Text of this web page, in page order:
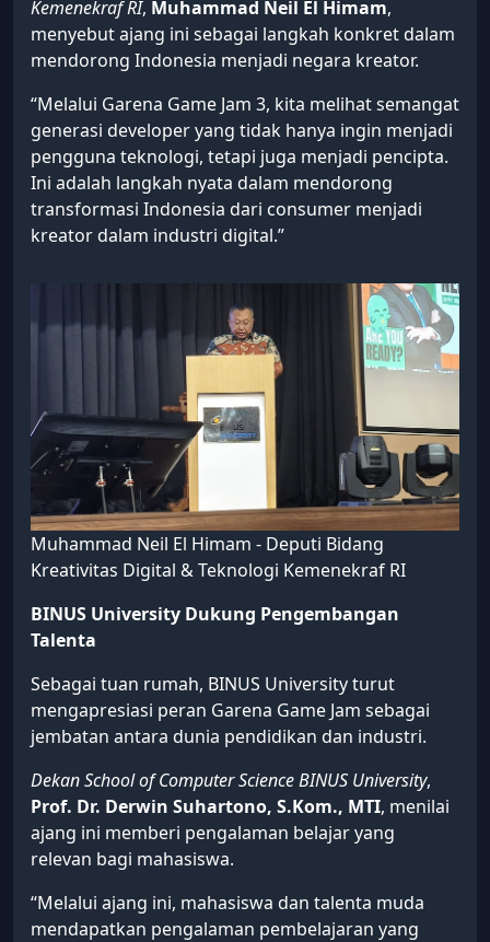
Kemenekraf RI, Muhammad Neil El Himam,
menyebut ajang ini sebagai langkah konkret dalam
mendorong Indonesia menjadi negara kreator.
“Melalui Garena Game Jam 3, kita melihat semangat
generasi developer yang tidak hanya ingin menjadi
pengguna teknologi, tetapi juga menjadi pencipta.
Ini adalah langkah nyata dalam mendorong
transformasi Indonesia dari consumer menjadi
kreator dalam industri digital.”
Muhammad Neil El Himam - Deputi Bidang
Kreativitas Digital & Teknologi Kemenekraf RI
BINUS University Dukung Pengembangan
Talenta
Sebagai tuan rumah, BINUS University turut
mengapresiasi peran Garena Game Jam sebagai
jembatan antara dunia pendidikan dan industri.
Dekan School of Computer Science BINUS University,
Prof. Dr. Derwin Suhartono, S.Kom., MTI, menilai
ajang ini memberi pengalaman belajar yang
relevan bagi mahasiswa.
“Melalui ajang ini, mahasiswa dan talenta muda
mendapatkan pengalaman pembelajaran yang